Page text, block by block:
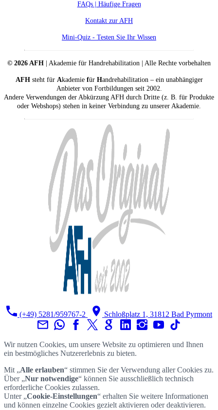
FAQs | Häufige Fragen
Kontakt zur AFH
Mini-Quiz - Testen Sie Ihr Wissen
© 2026 AFH | Akademie für Handrehabilitation | Alle Rechte vorbehalten
AFH steht für Akademie für Handrehabilitation – ein unabhängiger
Anbieter von Fortbildungen seit 2002.
Andere Verwendungen der Abkürzung AFH durch Dritte (z. B. für Produkte
oder Webshops) stehen in keiner Verbindung zu unserer Akademie.
(+49) 5281/959767-2 Schloßplatz 1, 31812 Bad Pyrmont
Wir nutzen Cookies, um unsere Website zu optimieren und Ihnen
ein bestmögliches Nutzererlebnis zu bieten.
Mit „Alle erlauben“ stimmen Sie der Verwendung aller Cookies zu.
Über „Nur notwendige“ können Sie ausschließlich technisch
erforderliche Cookies zulassen.
Unter „Cookie-Einstellungen“ erhalten Sie weitere Informationen
und können einzelne Cookies gezielt aktivieren oder deaktivieren.